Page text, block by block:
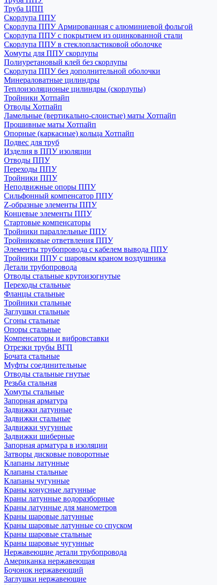
Труба ЦПП
Скорлупа ППУ
Скорлупа ППУ Армированная с алюминиевой фольгой
Скорлупа ППУ с покрытием из оцинкованной стали
Скорлупа ППУ в стеклопластиковой оболочке
Хомуты для ППУ скорлупы
Полиуретановый клей без скорлупы
Скорлупа ППУ без дополнительной оболочки
Минераловатные цилиндры
Теплоизоляционые цилиндры (скорлупы)
Тройники Хотпайп
Отводы Хотпайп
Ламельные (вертикально-слоистые) маты Хотпайп
Прошивные маты Хотпайп
Опорные (каркасные) кольца Хотпайп
Подвес для труб
Изделия в ППУ изоляции
Отводы ППУ
Переходы ППУ
Тройники ППУ
Неподвижные опоры ППУ
Cильфонный компенсатор ППУ
Z-образные элементы ППУ
Концевые элементы ППУ
Стартовые компенсаторы
Тройники параллельные ППУ
Тройниковые ответвления ППУ
Элементы трубопровода с кабелем вывода ППУ
Тройники ППУ с шаровым краном воздушника
Детали трубопровода
Отводы стальные крутоизогнутые
Переходы стальные
Фланцы стальные
Тройники стальные
Заглушки стальные
Сгоны стальные
Опоры стальные
Компенсаторы и вибровставки
Отрезки трубы ВГП
Бочата стальные
Муфты соединительные
Отводы стальные гнутые
Резьба стальная
Хомуты стальные
Запорная арматура
Задвижки латунные
Задвижки стальные
Задвижки чугунные
Задвижки шиберные
Запорная арматура в изоляции
Затворы дисковые поворотные
Клапаны латунные
Клапаны стальные
Клапаны чугунные
Краны конусные латунные
Краны латунные водоразборные
Краны латунные для манометров
Краны шаровые латунные
Краны шаровые латунные со спуском
Краны шаровые стальные
Краны шаровые чугунные
Нержавеющие детали трубопровода
Американка нержавеющая
Бочонок нержавеющий
Заглушки нержавеющие